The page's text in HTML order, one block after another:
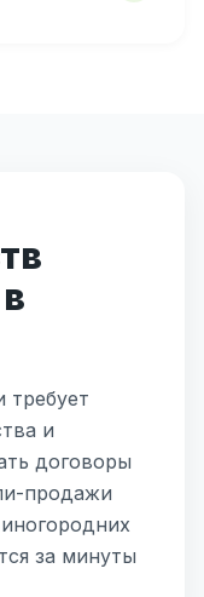
и
договоры
продажи
за минуты